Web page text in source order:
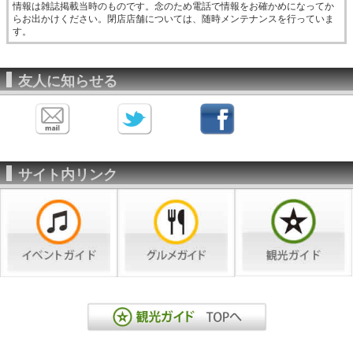
情報は雑誌掲載当時のものです。念のため電話で情報をお確かめになってか
らお出かけください。閉店店舗については、随時メンテナンスを行っていま
す。
友人に知らせる
サイト内リンク